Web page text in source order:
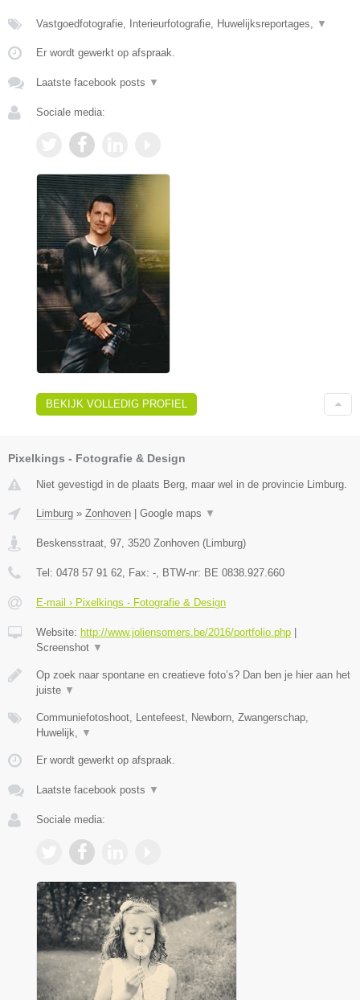
Vastgoedfotografie, Interieurfotografie, Huwelijksreportages, ▼
Er wordt gewerkt op afspraak.
Laatste facebook posts ▼
Sociale media:
BEKIJK VOLLEDIG PROFIEL
Pixelkings - Fotografie & Design
Niet gevestigd in de plaats Berg, maar wel in de provincie Limburg.
Limburg » Zonhoven Google maps ▼
Beskensstraat, 97 3520 Zonhoven ( Limburg)
Tel: 0478 57 91 62 , Fax: - , BTW-nr: BE 0838.927.660
E-mail › Pixelkings - Fotografie & Design
Website: http://www.joliensomers.be/2016/portfolio.php
Screenshot ▼
Op zoek naar spontane en creatieve foto’s? Dan ben je hier aan het
juiste ▼
Communiefotoshoot, Lentefeest, Newborn, Zwangerschap,
Huwelijk,
▼
Er wordt gewerkt op afspraak.
Laatste facebook posts ▼
Sociale media: